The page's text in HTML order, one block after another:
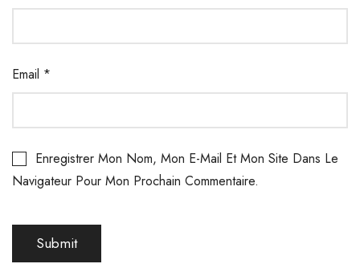
Email *
Enregistrer Mon Nom, Mon E-Mail Et Mon Site Dans Le
Navigateur Pour Mon Prochain Commentaire.